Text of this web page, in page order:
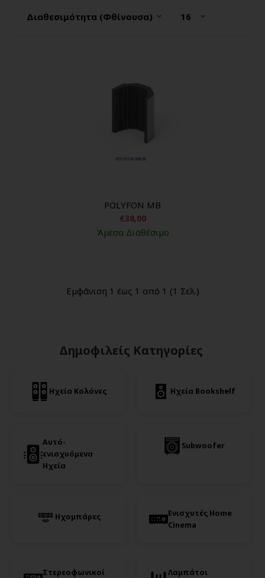
POLYFON MB
€38,00
Άμεσα Διαθέσιμο
Εμφάνιση 1 έως 1 από 1 (1 Σελ.)
Δημοφιλείς Κατηγορίες
Ηχεία Κολόνες Ηχεία Bookshelf
Αυτό-
ενισχυόμενα
Ηχεία
Subwoofer
Ηχομπάρες
Ενισχυτές Home
Cinema
Στερεοφωνικοί
Λαμπάτοι